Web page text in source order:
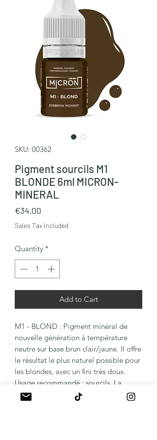
SKU: 00362
Pigment sourcils M1
BLONDE 6ml MICRON-
MINERAL
€34.00
Sales Tax Included
Quantity *
Add to Cart
M1 - BLOND : Pigment minéral de
nouvelle génération à température
neutre sur base brun clair/jaune. Il offre
le résultat le plus naturel possible pour
les blondes, avec un fini très doux.
Usage recommandé : sourcils. La
solution idéale pour un effet